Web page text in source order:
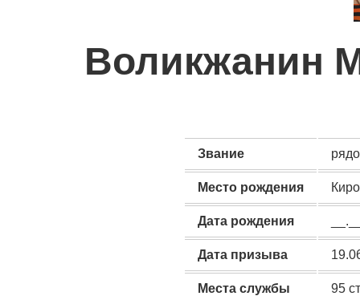
Воликжанин
Звание
Место рождения
Дата рождения
Дата призыва
Места службы 95